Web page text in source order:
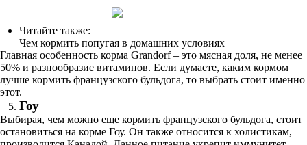
Читайте также:
Чем кормить попугая в домашних условиях
Главная особенность корма Grandorf – это мясная доля, не менее
50% и разнообразие витаминов. Если думаете, каким кормом
лучше кормить французского бульдога, то выбрать стоит именно
этот.
Гоу
Выбирая, чем можно еще кормить французского бульдога, стоит
остановиться на корме Гоу. Он также относится к холистикам,